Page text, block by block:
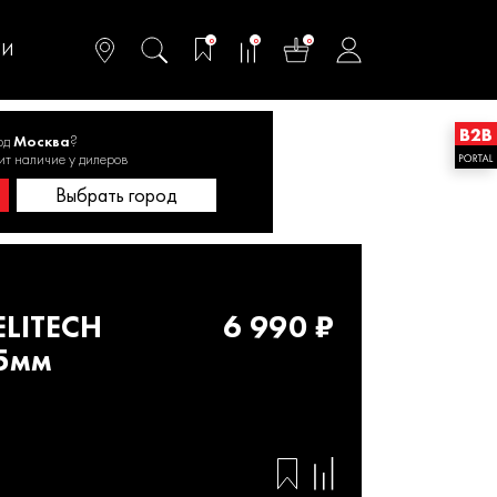
0 0 0
Москва?
наличие у дилеров
Выбрать город
6 990 ₽